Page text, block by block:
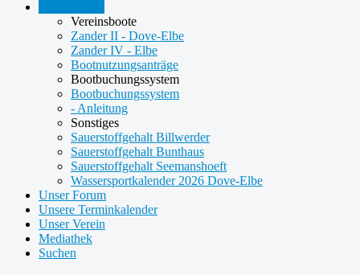
Vereinsboote
Zander II - Dove-Elbe
Zander IV - Elbe
Bootnutzungsanträge
Bootbuchungssystem
Bootbuchungssystem
- Anleitung
Sonstiges
Sauerstoffgehalt Billwerder
Sauerstoffgehalt Bunthaus
Sauerstoffgehalt Seemanshoeft
Wassersportkalender 2026 Dove-Elbe
Unser Forum
Unsere Terminkalender
Unser Verein
Mediathek
Suchen